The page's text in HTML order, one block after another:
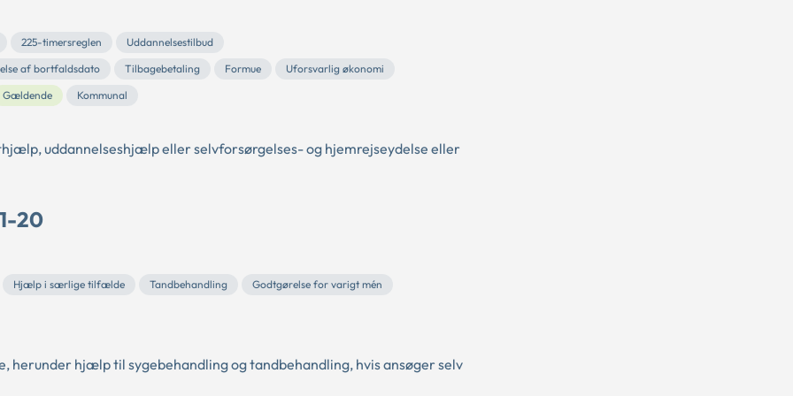
225-timersreglen
Uddannelsestilbud
af bortfaldsdato
Tilbagebetaling Formue
Uforsvarlig økonomi
Gældende
Kommunal
uddannelseshjælp eller selvforsørgelses- og hjemrejseydelse eller
20
Hjælp i særlige tilfælde Tandbehandling Godtgørelse for varigt mén
hjælp til sygebehandling og tandbehandling, hvis ansøger selv